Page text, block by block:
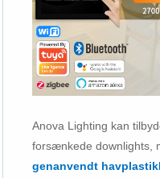
Anova Lighting kan
forsænkede downlights,
genanvendt